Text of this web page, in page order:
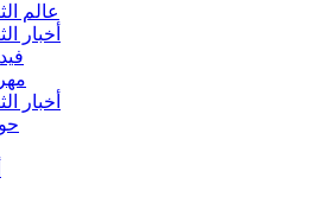
عالم
أخبار
أخبار